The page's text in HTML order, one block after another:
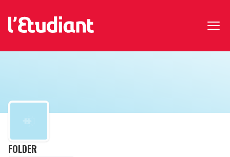
FOLDER